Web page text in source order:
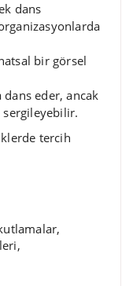
dans
bir görsel
eder, ancak
tercih